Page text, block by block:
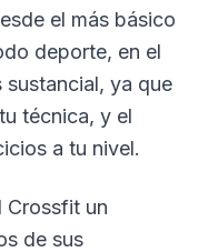
el más básico
deporte, en el
sustancial, ya que
técnica, y el
a tu nivel.
Crossfit un
de sus